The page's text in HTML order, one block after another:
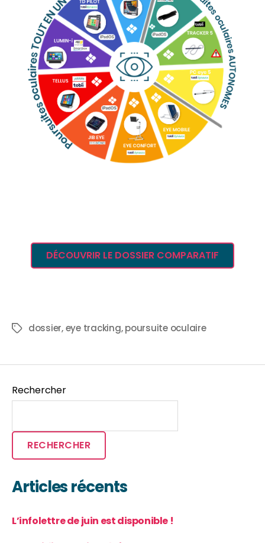
DÉCOUVRIR LE DOSSIER COMPARATIF
dossier,eye tracking,poursuite oculaire
Rechercher
RECHERCHER
Articles récents
L’infolettre de juin est disponible !